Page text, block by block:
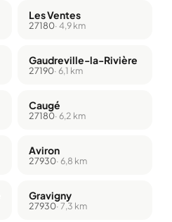
Les Ventes
27180· 4,9 km
Gaudreville-la-Rivière
27190· 6,1 km
Caugé
27180· 6,2 km
Aviron
27930· 6,8 km
Gravigny
27930· 7,3 km